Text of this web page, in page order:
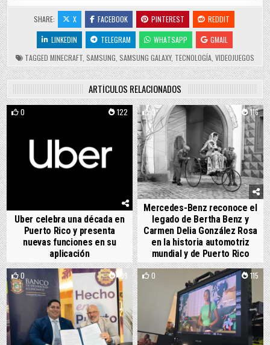
SHARE: X FACEBOOK PINTEREST
REDDIT
LINKEDIN
TELEGRAM WHATSAPP
GMAIL
TAGGED MINECRAFT SAMSUNG SAMSUNG GALAXY, TECNOLOGÍA VIDEOJUEGOS
ARTÍCULOS RELACIONADOS
0 122
Uber celebra una década en
Puerto Rico y presenta
nuevas funciones en su
aplicación
0 116
Mercedes-Benz reconoce el
legado de Bertha Benz y
Carmen Delia González Rosa
en la historia automotriz
mundial y de Puerto Rico
0 109 0 115